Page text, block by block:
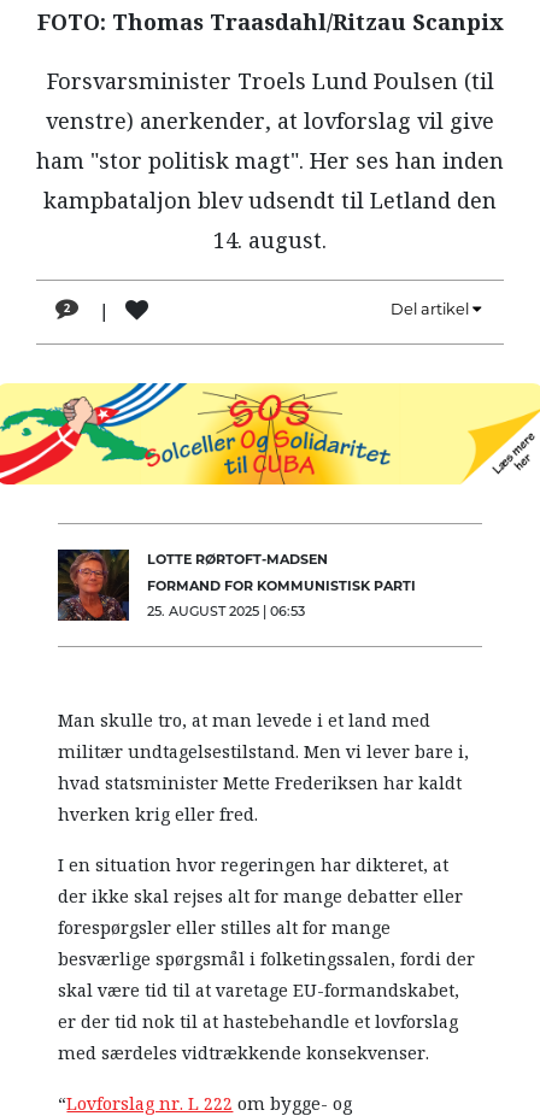
LÆSER
LÆSER
NAVNE
HISTORIE
ARBEJDEREN
FOTO: Thomas Traasdahl/Ritzau Scanpix
Forsvarsminister Troels Lund Poulsen (til
venstre) anerkender, at lovforslag vil give
ham "stor politisk magt". Her ses han inden
kampbataljon blev udsendt til Letland den
14. august.
2 Del artikel
LOTTE RØRTOFT-MADSEN
FORMAND FOR KOMMUNISTISK PARTI
25. AUGUST 2025 | 06:53
Man skulle tro, at man levede i et land med
militær undtagelsestilstand. Men vi lever bare i,
hvad statsminister Mette Frederiksen har kaldt
hverken krig eller fred.
I en situation hvor regeringen har dikteret, at
der ikke skal rejses alt for mange debatter eller
forespørgsler eller stilles alt for mange
besværlige spørgsmål i folketingssalen, fordi der
skal være tid til at varetage EU-formandskabet,
er der tid nok til at hastebehandle et lovforslag
med særdeles vidtrækkende konsekvenser.
“Lovforslag nr. L 222om bygge- og